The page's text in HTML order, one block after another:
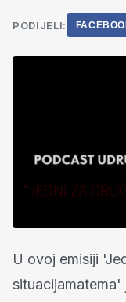
PODIJELI:
U ovoj emisiji
situacijamatema'